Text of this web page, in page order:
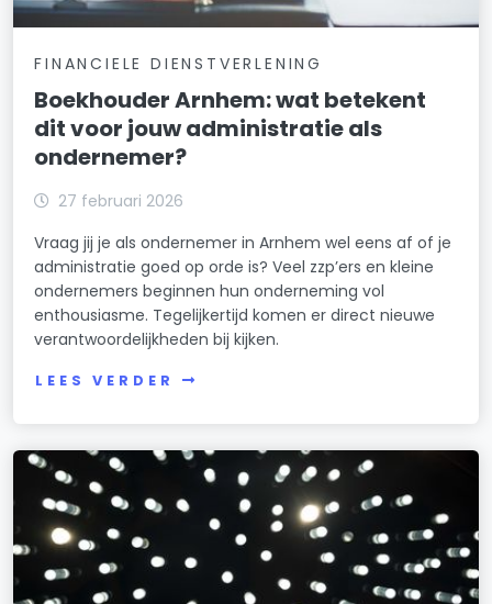
FINANCIELE DIENSTVERLENING
Boekhouder Arnhem: wat betekent
dit voor jouw administratie als
ondernemer?
27 februari 2026
Vraag jij je als ondernemer in Arnhem wel eens af of je
administratie goed op orde is? Veel zzp’ers en kleine
ondernemers beginnen hun onderneming vol
enthousiasme. Tegelijkertijd komen er direct nieuwe
verantwoordelijkheden bij kijken.
LEES VERDER